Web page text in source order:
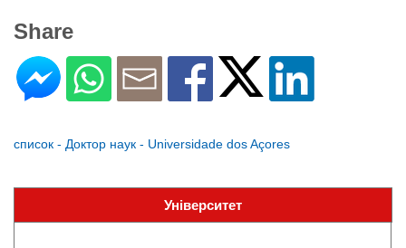
Share
список - Доктор наук - Universidade dos Açores
Університет